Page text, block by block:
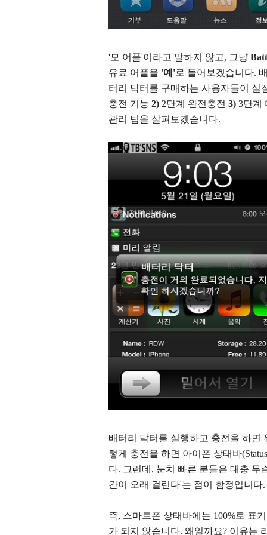
'모 어플'이라고 말하지 않고, 그냥
유료 어플을 '예'로 들어보겠습니다.
터리 닥터를 구매하는 사용자들이
충전 기능 2) 2단계 완전충전 3) 3단계
관리 팁을 살펴보겠습니다.
배터리 닥터를 실행하고 충전을 하면
렇게 충전을 하면 아이폰 상태바
다. 그런데, 눈치 빠른 분들은 대충
간이 오래 걸린다'는 점이 함정입니다.
즉, 스마트폰 상태바에는 100%로 표
가 되지 않습니다. 왜일까요? 이유는